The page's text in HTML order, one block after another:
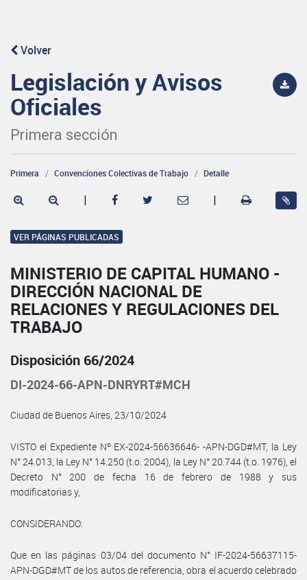
Volver
Legislación y Avisos
Oficiales
Primera sección
Primera Convenciones Colectivas de Trabajo Detalle
| |
VER PÁGINAS PUBLICADAS
MINISTERIO DE CAPITAL HUMANO -
DIRECCIÓN NACIONAL DE
RELACIONES Y REGULACIONES DEL
TRABAJO
Disposición 66/2024
DI-2024-66-APN-DNRYRT#MCH
Ciudad de Buenos Aires, 23/10/2024
VISTO el Expediente Nº EX-2024-56636646- -APN-DGD#MT, la Ley
N° 24.013, la Ley N° 14.250 (t.o. 2004), la Ley N° 20.744 (t.o. 1976), el
Decreto N° 200 de fecha 16 de febrero de 1988 y sus
modificatorias y,
CONSIDERANDO:
Que en las páginas 03/04 del documento N° IF-2024-56637115-
APN-DGD#MT de los autos de referencia, obra el acuerdo celebrado